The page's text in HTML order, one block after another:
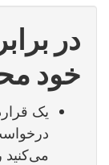
در
خود
یک
می‌کنید